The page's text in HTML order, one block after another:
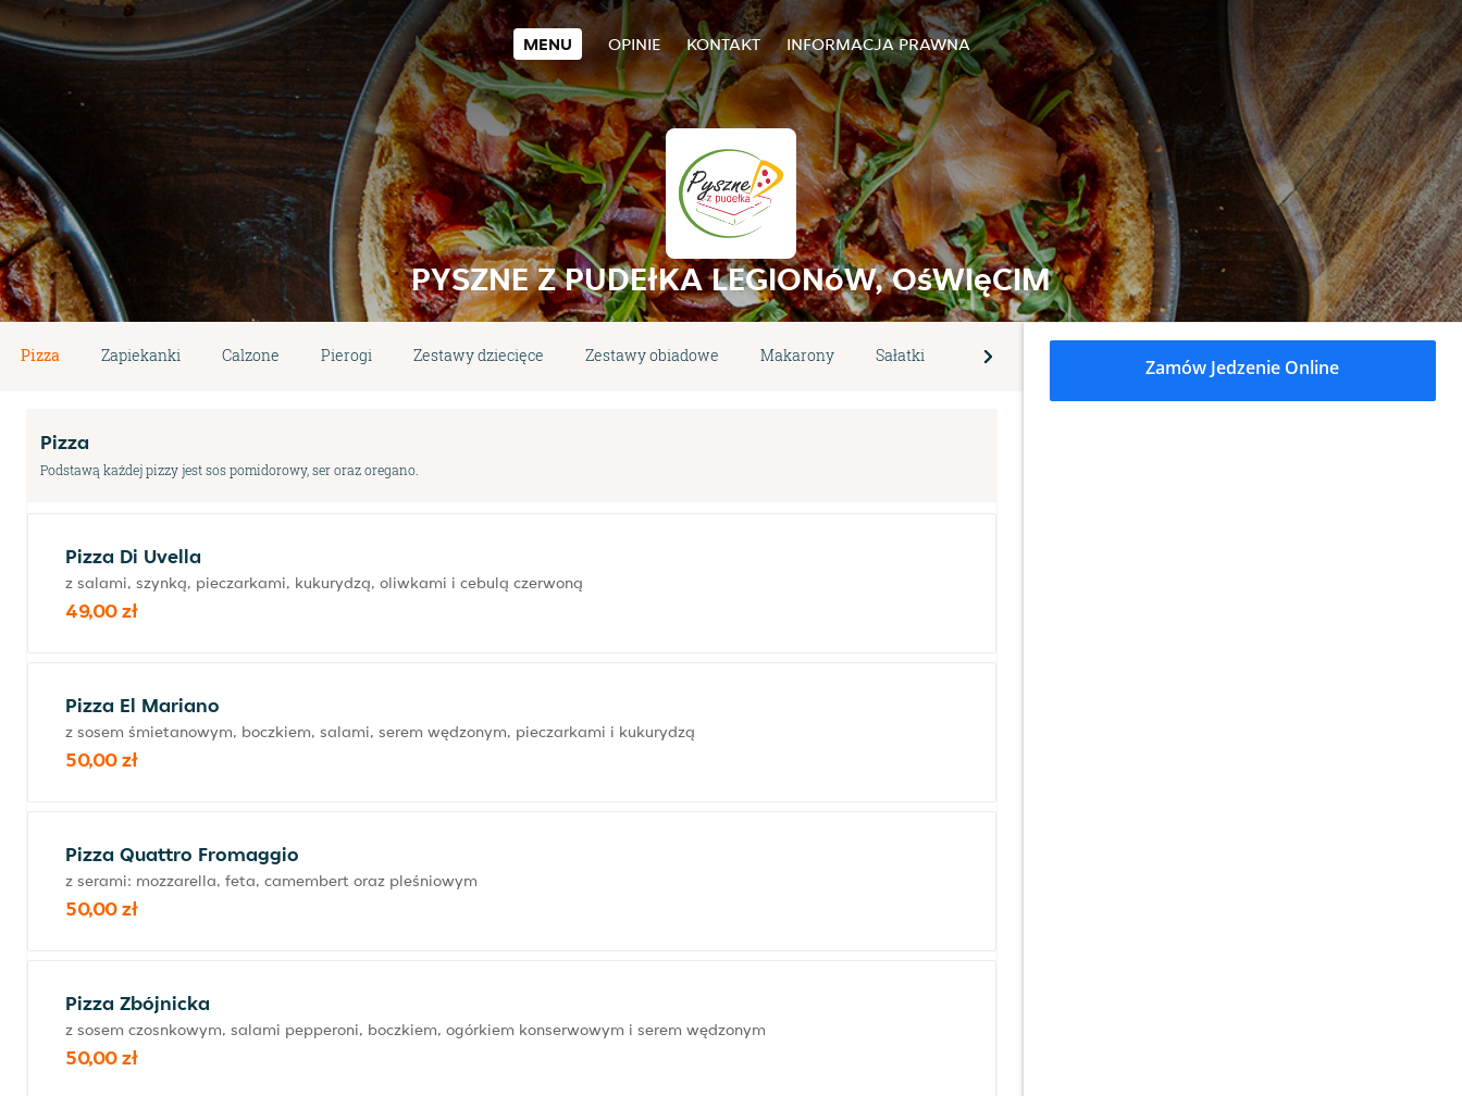
MENU OPINIE KONTAKT INFORMACJA PRAWNA
PYSZNE Z PUDEłKA LEGIONóW, OśWIęCIM
Pizza Zapiekanki Calzone Pierogi Zestawy dziecięce Zestawy obiadowe Makarony Sałatki Dodatki Napoje bezalkoholowe
Pizza
Podstawą każdej pizzy jest sos pomidorowy, ser oraz oregano.
Pizza Di Uvella
z salami, szynką, pieczarkami, kukurydzą, oliwkami i cebulą czerwoną
49,00 zł
Pizza El Mariano
z sosem śmietanowym, boczkiem, salami, serem wędzonym, pieczarkami i kukurydzą
50,00 zł
Pizza Quattro Fromaggio
z serami: mozzarella, feta, camembert oraz pleśniowym
50,00 zł
Pizza Zbójnicka
z sosem czosnkowym, salami pepperoni, boczkiem, ogórkiem konserwowym i serem wędzonym
50,00 zł
Zamów Jedzenie Online